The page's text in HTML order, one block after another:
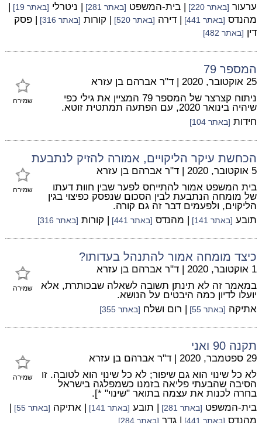
ערעור [באתר 220] | בית-המשפט [באתר 281] | ניטרלי [באתר 19]
|
מהנדס [באתר 441] | דירה [באתר 520] | קורות [באתר 316]
| פסק
דין [באתר 482]
המספר 79
שמירה
25 אוקטובר, 2020 | ד"ר אברהם בן עזרא
ניתוח קצרצר של המספר 79 המציין את גילי כפי
שיהיה בינואר 2020, עם הפתעה תמתטית זוטא.
חידות [באתר 104]
הכחשת עיקר הליקויים, אמורה להזיק לנתבעת
שמירה
5 אוקטובר, 2020 | ד"ר אברהם בן עזרא
בית המשפט אמור להתייחס לפער שבין חוות דעתו
של מומחה הנתבעת לבין הסכום שנפסק כפיצוי בגין
הליקוים, ולפעמים דבר זה גם קורה.
תובע [באתר 141] | מהנדס [באתר 441] | קורות [באתר 316]
כיצד מומחה אמור להתנהל בעדותו?
שמירה
1 אוקטובר, 2020 | ד"ר אברהם בן עזרא
במאמר זה לא תינתן תשובה לשאלה שבכותרת, אלא
יועלו לדיון כמה היבטים על הנושא.
אתיקה [באתר 55] | רום ושלח [באתר 355]
תקנה 90 ואני
שמירה
29 ספטמבר, 2020 | ד"ר אברהם בן עזרא
לא כל שינוי הוא גם שיפור; לא כל שינוי הוא לטובה. זו
הסיבה שהבעתי פליאה בזמנו כשמפלגה בישראל
בחרה לכנות את עצמה בתואר "שינוי" *].
בית-המשפט [באתר 281] | תובע [באתר 141] | אתיקה [באתר 55]
|
מהנדס [באתר 441] | גדר [באתר 284]